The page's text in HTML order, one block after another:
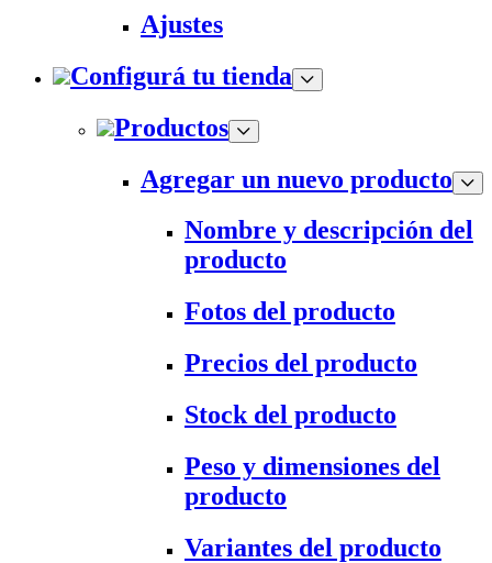
Ajustes
Configurá tu tienda
Productos
Agregar un nuevo producto
Nombre y descripción del
producto
Fotos del producto
Precios del producto
Stock del producto
Peso y dimensiones del
producto
Variantes del producto